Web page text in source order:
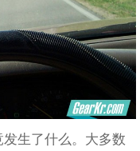
生了什么。大多数